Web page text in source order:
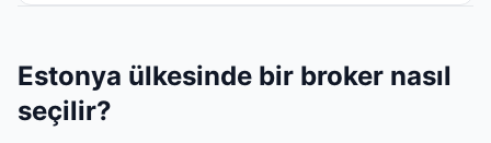
Estonya ülkesinde bir broker nasıl
seçilir?